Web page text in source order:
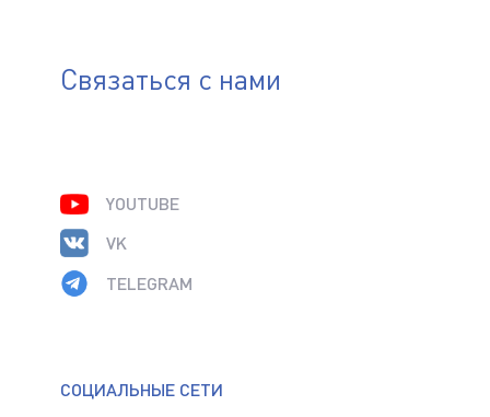
Связаться с нами
СОЦИАЛЬНЫЕ СЕТИ
YOUTUBE
VK
TELEGRAM